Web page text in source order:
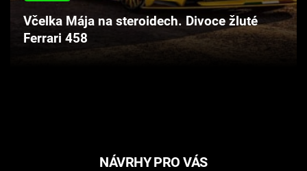
Pořady
Včelka Mája na steroidech. Divoce žluté
Ferrari 458
NÁVRHY PRO VÁS